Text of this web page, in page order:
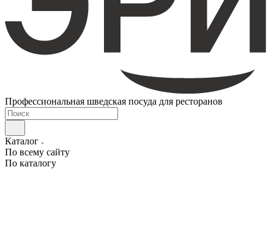
Профессиональная шведская посуда для ресторанов
Каталог
По всему сайту
По каталогу